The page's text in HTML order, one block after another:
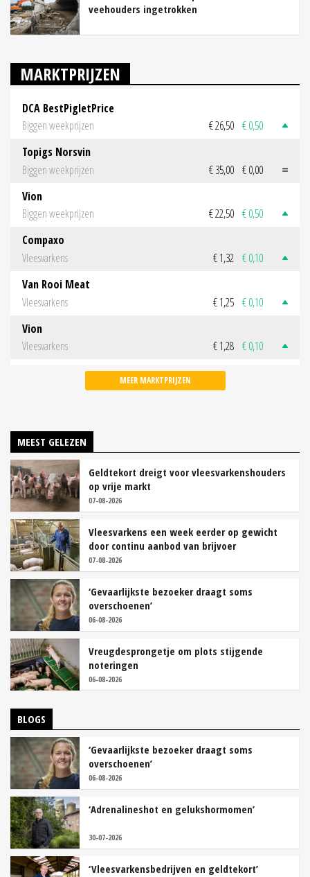
veehouders ingetrokken
MARKTPRIJZEN
DCA BestPigletPrice
Biggen weekprijzen
€ 26,50 € 0,50
Topigs Norsvin
Biggen weekprijzen
€ 35,00 € 0,00
Vion
Biggen weekprijzen
€ 22,50 € 0,50
Compaxo
Vleesvarkens
€ 1,32 € 0,10
Van Rooi Meat
Vleesvarkens
€ 1,25 € 0,10
Vion
Vleesvarkens
€ 1,28 € 0,10
MEER MARKTPRIJZEN
MEEST GELEZEN
Geldtekort dreigt voor vleesvarkenshouders
op vrije markt
07-08-2026
Vleesvarkens een week eerder op gewicht
door continu aanbod van brijvoer
07-08-2026
‘Gevaarlijkste bezoeker draagt soms
overschoenen’
06-08-2026
Vreugdesprongetje om plots stijgende
noteringen
06-08-2026
BLOGS
‘Gevaarlijkste bezoeker draagt soms
overschoenen’
06-08-2026
‘Adrenalineshot en gelukshormomen’
30-07-2026
‘Vleesvarkensbedrijven en geldtekort’